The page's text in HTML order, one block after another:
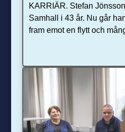
KARRIÄR. Stefan
Samhall i 43 år. Nu går
fram emot en flytt och